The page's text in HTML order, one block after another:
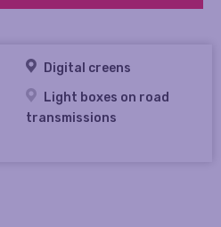
Digital creens
Light boxes on road
transmissions